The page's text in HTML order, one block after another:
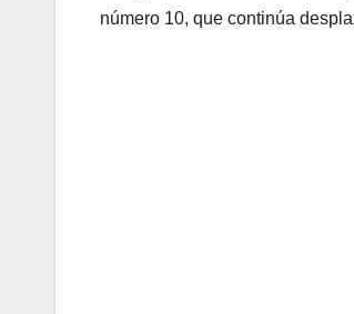
número 10, que continúa